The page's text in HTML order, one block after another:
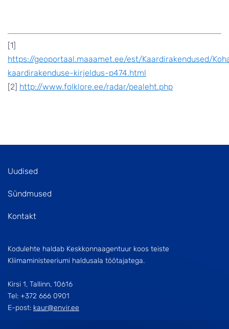
[1]
https://geoportaal.maaamet.ee/est/Kaardirakendused/
kaardirakenduse-kirjeldus-p474.html
[2] http://www.folklore.ee/radar/pealeht.php
Uudised
Sündmused
Kontakt
Kodulehte haldab Keskkonnaagentuur koos teiste
Kliimaministeeriumi haldusala töötajatega.
Kirsi 1, Tallinn, 10616
Tel: +372 666 0901
E-post: kaur@envir.ee